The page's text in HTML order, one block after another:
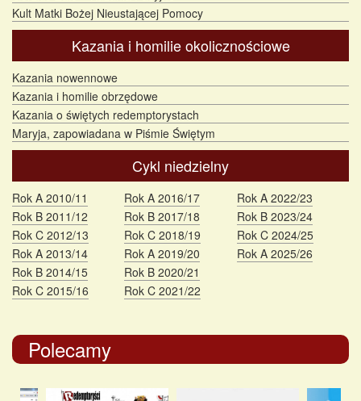
Kult Matki Bożej Nieustającej Pomocy
Kazania i homilie okolicznościowe
Kazania nowennowe
Kazania i homilie obrzędowe
Kazania o świętych redemptorystach
Maryja, zapowiadana w Piśmie Świętym
Cykl niedzielny
Rok A 2010/11
Rok B 2011/12
Rok C 2012/13
Rok A 2013/14
Rok B 2014/15
Rok C 2015/16
Rok A 2016/17
Rok B 2017/18
Rok C 2018/19
Rok A 2019/20
Rok B 2020/21
Rok C 2021/22
Rok A 2022/23
Rok B 2023/24
Rok C 2024/25
Rok A 2025/26
Polecamy